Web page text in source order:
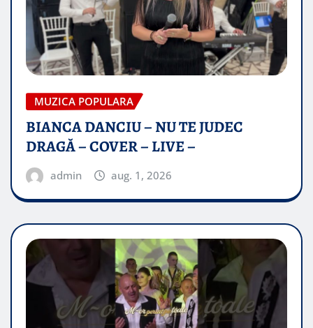
MUZICA POPULARA
BIANCA DANCIU – NU TE JUDEC
DRAGĂ – COVER – LIVE –
admin aug. 1, 2026